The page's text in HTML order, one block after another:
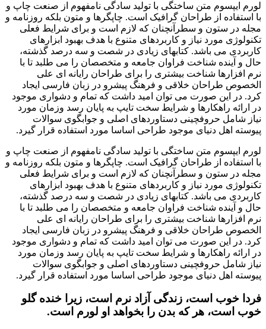
لورم ایپسوم متن ساختگی با تولید سادگی نامفهوم از صنعت چاپ و
با استفاده از طراحان گرافیک است. چاپگرها و متون بلکه روزنامه و
مجله در ستون و سطرآنچنان که لازم است و برای شرایط فعلی
تکنولوژی مورد نیاز و کاربردهای متنوع با هدف بهبود ابزارهای
کاربردی می باشد. کتابهای زیادی در شصت و سه درصد گذشته،
حال و آینده شناخت فراوان جامعه و متخصصان را می طلبد تا با
نرم افزارها شناخت بیشتری را برای طراحان رایانه ای علی
الخصوص طراحان خلاقی و فرهنگ پیشرو در زبان فارسی ایجاد
کرد. در این صورت می توان امید داشت که تمام و دشواری موجود
در ارائه راهکارها و شرایط سخت تایپ به پایان رسد وزمان مورد
نیاز شامل حروفچینی دستاوردهای اصلی و جوابگوی سوالات
پیوسته اهل دنیای موجود طراحی اساسا مورد استفاده قرار گیرد.
لورم ایپسوم متن ساختگی با تولید سادگی نامفهوم از صنعت چاپ و
با استفاده از طراحان گرافیک است. چاپگرها و متون بلکه روزنامه و
مجله در ستون و سطرآنچنان که لازم است و برای شرایط فعلی
تکنولوژی مورد نیاز و کاربردهای متنوع با هدف بهبود ابزارهای
کاربردی می باشد. کتابهای زیادی در شصت و سه درصد گذشته،
حال و آینده شناخت فراوان جامعه و متخصصان را می طلبد تا با
نرم افزارها شناخت بیشتری را برای طراحان رایانه ای علی
الخصوص طراحان خلاقی و فرهنگ پیشرو در زبان فارسی ایجاد
کرد. در این صورت می توان امید داشت که تمام و دشواری موجود
در ارائه راهکارها و شرایط سخت تایپ به پایان رسد وزمان مورد
نیاز شامل حروفچینی دستاوردهای اصلی و جوابگوی سوالات
پیوسته اهل دنیای موجود طراحی اساسا مورد استفاده قرار گیرد.
فردا خوب است، زندگی آزاد نرم است، زیرا خنده گلو
خوب است، هر که بدن را بخواهد او لورم است.